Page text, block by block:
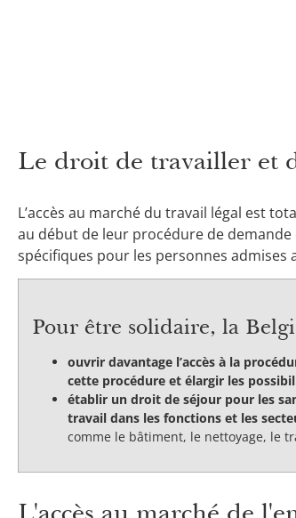
Le droit de travailler et
L’accès au marché du travail légal est
au début de leur procédure de
spécifiques pour les personnes admises
Pour être solidaire, la
ouvrir davantage l’accès à la
cette procédure et élargir les
établir un droit de séjour pour les
travail dans les fonctions et les
comme le bâtiment, le nettoyage, le